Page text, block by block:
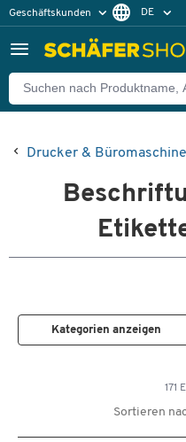
Geschäftskunden DE
Drucker &
Kategorien anzeigen
171
Sortieren